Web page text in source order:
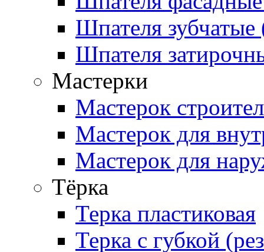
Шпателя зубчатые
Шпателя
Мастерки
Мастерок
Мастерок для
Мастерок для
Тёрка
Терка пластиковая
Терка с губкой